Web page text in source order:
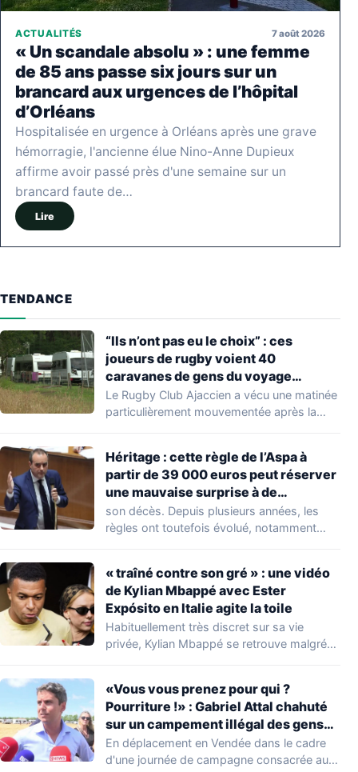
ACTUALITÉS 7 août 2026
« Un scandale absolu » : une femme
de 85 ans passe six jours sur un
brancard aux urgences de l’hôpital
d’Orléans
Hospitalisée en urgence à Orléans après une grave
hémorragie, l'ancienne élue Nino-Anne Dupieux
affirme avoir passé près d'une semaine sur un
brancard faute de…
Lire
TENDANCE
“Ils n’ont pas eu le choix” : ces
joueurs de rugby voient 40
caravanes de gens du voyage
s’installer dans leur stade, ils les
délogent en moins d’1 heure
Le Rugby Club Ajaccien a vécu une matinée
particulièrement mouvementée après la
Héritage : cette règle de l’Aspa à
partir de 39 000 euros peut réserver
une mauvaise surprise à de
nombreuses familles
son décès. Depuis plusieurs années, les
règles ont toutefois évolué, notamment
« traîné contre son gré » : une vidéo
de Kylian Mbappé avec Ester
Expósito en Italie agite la toile
Habituellement très discret sur sa vie
privée, Kylian Mbappé se retrouve malgré
«Vous vous prenez pour qui ?
Pourriture !» : Gabriel Attal chahuté
sur un campement illégal des gens
du voyage
En déplacement en Vendée dans le cadre
d'une journée de campagne consacrée aux